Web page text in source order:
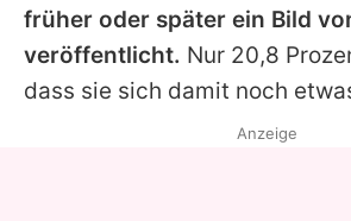
früher oder später ein Bild
veröffentlicht. Nur 20,8
dass sie sich damit noch
Anzeige